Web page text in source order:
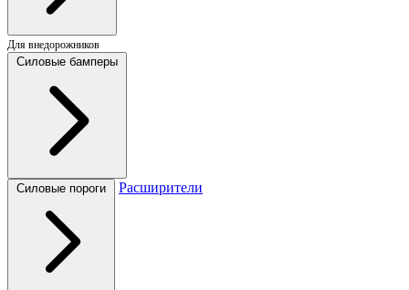
Для внедорожников
Силовые бамперы
Силовые пороги Расширители